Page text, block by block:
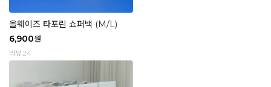
올웨이즈 타포린 쇼퍼백 (M/L)
6,900원
리뷰 24